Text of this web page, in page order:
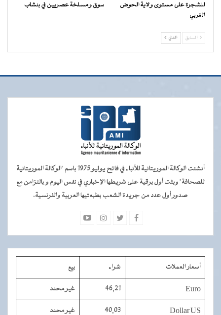
للشجرة على مستوى ولاية الحوض
الغربي
سوق ومسلخة عصريين في بنشاب
السابق التالي
أنشئت الوكالة الموريتانية للأنباء في فاتح يوليو 1975 باسم "الوكالة الموريتانية
للصحافة" وبثت أول برقية على شريطها الإخباري في نفس اليوم و بالتزامن مع
صدور أول عدد من جريدة الشعب بطبعتيها العربية والفرنسية.
أسعار العملات شراء بيع
Euro
46,21 غير محدد
Dollar US
40,03 غير محدد